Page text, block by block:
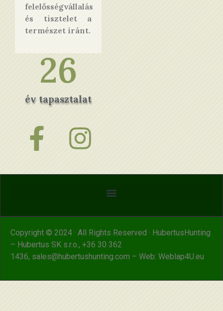
felelősségvállalás
és tisztelet a
természet iránt.
év tapasztalat
26
Copyright © 2024 · All Rights Reserved · HubertusHunting
– Hubertus SK s.r.o., +36 30 362
1436, sales@hubertushunting.com – Web: Weblap4U.eu